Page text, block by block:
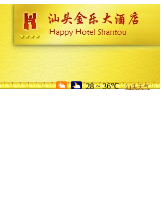
28 ~ 36℃ 汕头天气